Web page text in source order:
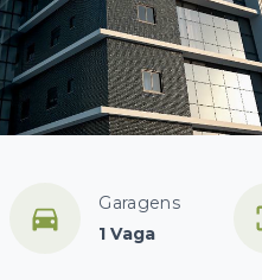
Garagens
1 Vaga